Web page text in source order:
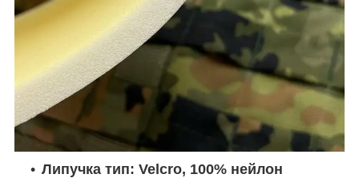
Липучка тип: Velcro, 100% нейлон